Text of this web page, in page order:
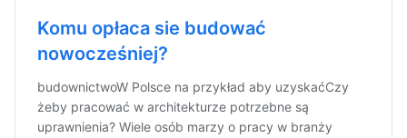
Komu opłaca sie budować
nowocześniej?
budownictwoW Polsce na przykład aby uzyskaćCzy
żeby pracować w architekturze potrzebne są
uprawnienia? Wiele osób marzy o pracy w branży